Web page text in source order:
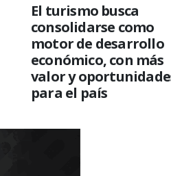
El turismo busca
consolidarse como
motor de desarrollo
económico, con más
valor y
para el país